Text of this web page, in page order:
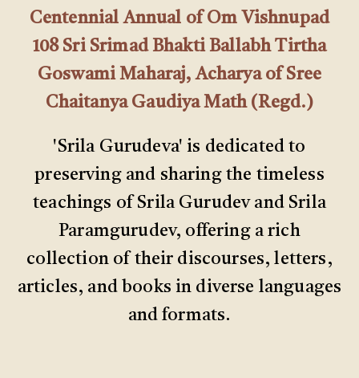
Centennial Annual of Om Vishnupad
108 Sri Srimad Bhakti Ballabh Tirtha
Goswami Maharaj, Acharya of Sree
Chaitanya Gaudiya Math (Regd.)
'Srila Gurudeva' is dedicated to
preserving and sharing the timeless
teachings of Srila Gurudev and Srila
Paramgurudev, offering a rich
collection of their discourses, letters,
articles, and books in diverse languages
and formats.